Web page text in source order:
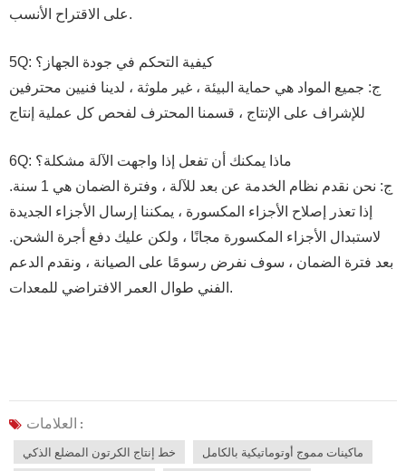
على الاقتراح الأنسب.
5Q: كيفية التحكم في جودة الجهاز؟
ج: جميع المواد هي حماية البيئة ، غير ملوثة ، لدينا فنيين محترفين
للإشراف على الإنتاج ، قسمنا المحترف لفحص كل عملية إنتاج
6Q: ماذا يمكنك أن تفعل إذا واجهت الآلة مشكلة؟
ج: نحن نقدم نظام الخدمة عن بعد للآلة ، وفترة الضمان هي 1 سنة.
إذا تعذر إصلاح الأجزاء المكسورة ، يمكننا إرسال الأجزاء الجديدة
لاستبدال الأجزاء المكسورة مجانًا ، ولكن عليك دفع أجرة الشحن.
بعد فترة الضمان ، سوف نفرض رسومًا على الصيانة ، ونقدم الدعم
الفني طوال العمر الافتراضي للمعدات.
العلامات :
خط إنتاج الكرتون المضلع الذكي
ماكينات مموج أوتوماتيكية بالكامل